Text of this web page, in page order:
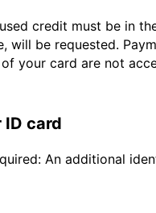
credit must be in
will be requested.
your card are not
ID card
An additional